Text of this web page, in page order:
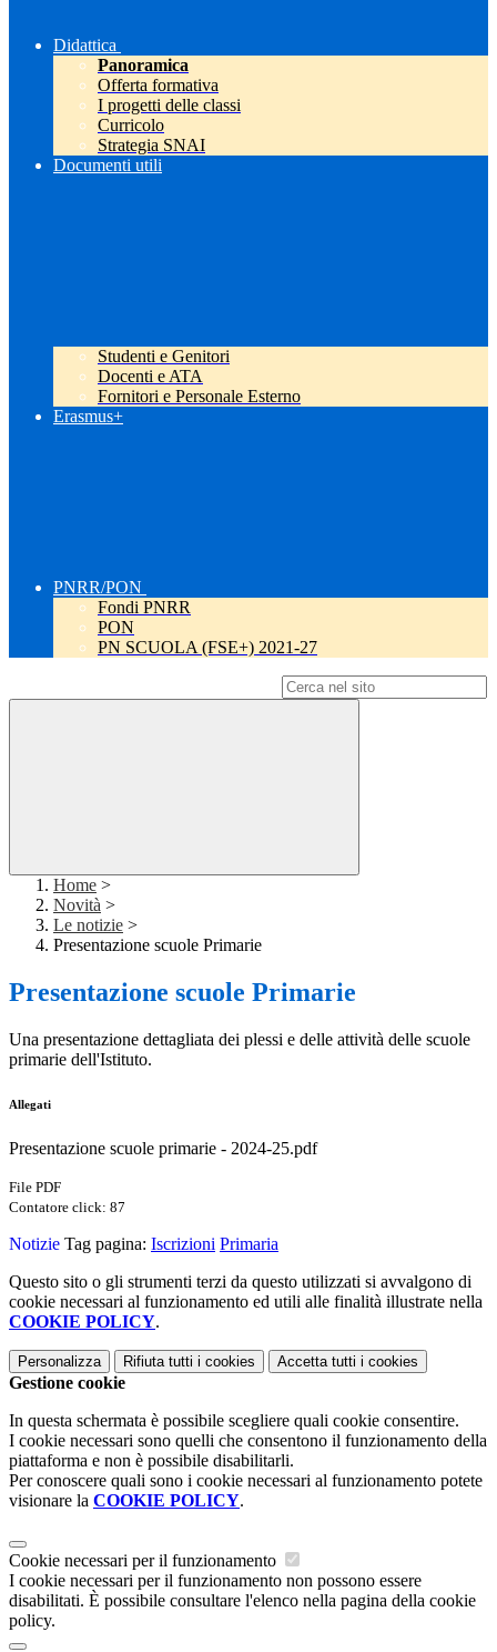
Didattica
Panoramica
Offerta formativa
I progetti delle classi
Curricolo
Strategia SNAI
Documenti utili
Studenti e Genitori
Docenti e ATA
Fornitori e Personale Esterno
Erasmus+
PNRR/PON
Fondi PNRR
PON
PN SCUOLA (FSE+) 2021-27
Home >
Novità >
Le notizie >
Presentazione scuole Primarie
Presentazione scuole Primarie
Una presentazione dettagliata dei plessi e delle attività delle scuole
primarie dell'Istituto.
Allegati
Presentazione scuole primarie - 2024-25.pdf
File PDF
Contatore click: 87
Notizie Tag pagina: Iscrizioni Primaria
Questo sito o gli strumenti terzi da questo utilizzati si avvalgono di
cookie necessari al funzionamento ed utili alle finalità illustrate nella
COOKIE POLICY.
Personalizza Rifiuta tutti i cookies Accetta tutti i cookies
Gestione cookie
In questa schermata è possibile scegliere quali cookie consentire.
I cookie necessari sono quelli che consentono il funzionamento della
piattaforma e non è possibile disabilitarli.
Per conoscere quali sono i cookie necessari al funzionamento potete
visionare la COOKIE POLICY.
Cookie necessari per il funzionamento
I cookie necessari per il funzionamento non possono essere
disabilitati. È possibile consultare l'elenco nella pagina della cookie
policy.